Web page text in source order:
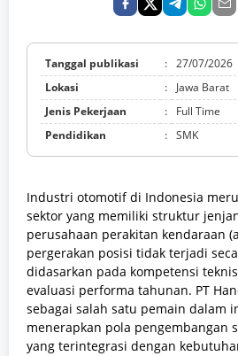
Tanggal publikasi : 27/07/2026
Lokasi
:
Jawa Barat
Jenis Pekerjaan
:
Full Time
Pendidikan
: SMK
Industri otomotif di Indonesia
sektor yang memiliki struktur
perusahaan perakitan kendaraan
pergerakan posisi tidak terjadi
didasarkan pada kompetensi
evaluasi performa tahunan. PT
sebagai salah satu pemain dalam
menerapkan pola pengembangan
yang terintegrasi dengan